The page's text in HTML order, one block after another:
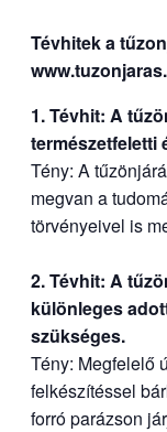
Tévhitek a
1. Tévhit: A
természetfeletti
Tény: A
megvan a
törvényeivel is
2. Tévhit: A
különleges
szükséges.
Tény: Megfelelő
felkészítéssel
forró parázson